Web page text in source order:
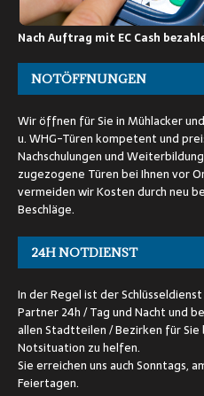
Nach Auftrag mit EC Cash
NOTÖFFNUNGEN
Wir öffnen für Sie in Mühlacker
u. WHG-Türen kompetent und
Nachschulungen und
zugezogene Türen bei Ihnen vor
vermeiden wir Kosten durch neu
Beschläge.
24H NOTDIENST
In der Regel ist der
Partner 24h / Tag und Nacht und
allen Stadtteilen / Bezirken für Sie
Notsituation zu helfen.
Sie erreichen uns auch Sonntags,
Feiertagen.